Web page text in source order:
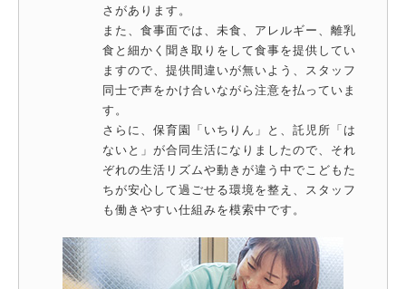
さがあります。
また、食事面では、未食、アレルギー、離乳
食と細かく聞き取りをして食事を提供してい
ますので、提供間違いが無いよう、スタッフ
同士で声をかけ合いながら注意を払っていま
す。
さらに、保育園「いちりん」と、託児所「は
ないと」が合同生活になりましたので、それ
ぞれの生活リズムや動きが違う中でこどもた
ちが安心して過ごせる環境を整え、スタッフ
も働きやすい仕組みを模索中です。